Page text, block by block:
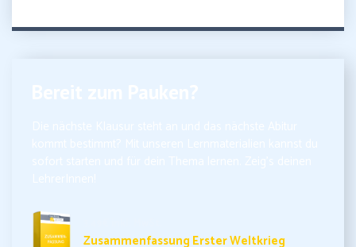
Zusammenfassung Erster Weltkrieg